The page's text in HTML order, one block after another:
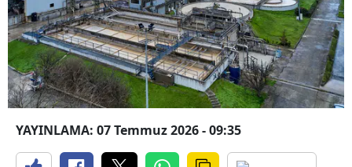
YAYINLAMA: 07 Temmuz 2026 - 09:35